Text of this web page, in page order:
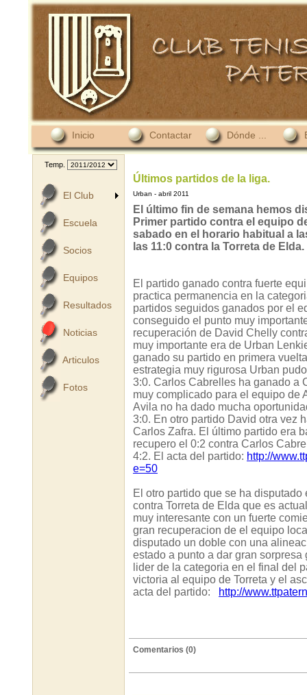
Inicio Contactar Dónde ...
Temp.
El Club
Escuela
Socios
Equipos
Resultados
Noticias
Articulos
Fotos
Últimos partidos de la liga.
Urban - abril 2011
El último fin de semana hemos
Primer partido contra el equipo
sabado en el horario habitual a
las 11:0 contra la Torreta de Elda.
El partido ganado contra fuerte
practica permanencia en la
partidos seguidos ganados por el
conseguido el punto muy
recuperación de David Chelly
muy importante era de Urban
ganado su partido en primera
estrategia muy rigurosa Urban
3:0. Carlos Cabrelles ha ganado a
muy complicado para el equipo de
Avila no ha dado mucha
3:0. En otro partido David otra vez
Carlos Zafra. El último partido era
recupero el 0:2 contra Carlos
4:2. El acta del partido: http://
e=50
El otro partido que se ha
contra Torreta de Elda que es
muy interesante con un fuerte
gran recuperacion de el equipo
disputado un doble con una
estado a punto a dar gran
lider de la categoria en el final del
victoria al equipo de Torreta y el
acta del partido:
http://
Comentarios (0)